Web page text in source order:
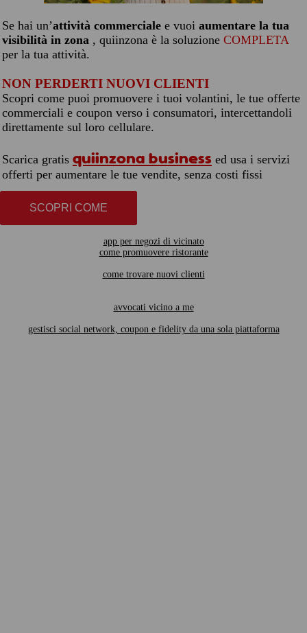
Se hai un’attività commerciale e vuoi aumentare la tua
visibilità in zona , quiinzona è la soluzione COMPLETA
per la tua attività.
NON PERDERTI NUOVI CLIENTI
Scopri come puoi promuovere i tuoi volantini, le tue offerte
commerciali e coupon verso i consumatori, intercettandoli
direttamente sul loro cellulare.
Scarica gratis quiinzona business ed usa i servizi
offerti per aumentare le tue vendite, senza costi fissi
SCOPRI COME
app per negozi di vicinato
come promuovere ristorante
come trovare nuovi clienti
avvocati vicino a me
gestisci social network, coupon e fidelity da una sola piattaforma